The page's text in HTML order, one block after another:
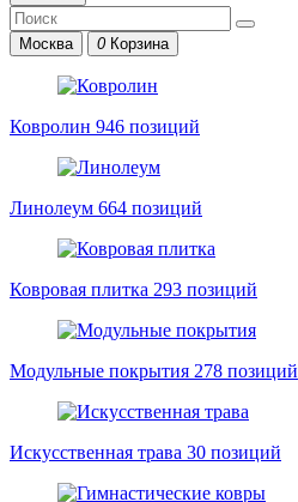
Москва 0 Корзина
Ковролин 946 позиций
Линолеум 664 позиций
Ковровая плитка 293 позиций
Модульные покрытия 278 позиций
Искусственная трава 30 позиций